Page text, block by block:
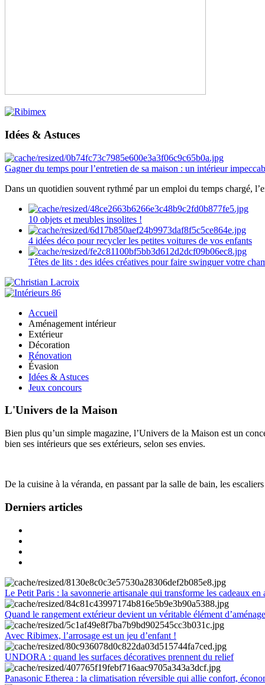
Idées & Astuces
Gagner du temps pour l’entretien de sa maison : un intérieur
Dans un quotidien souvent rythmé par un emploi du temps chargé,
10 objets et meubles insolites !
4 idées déco pour recycler les petites voitures de vos enfants
Têtes de lits : des idées créatives pour faire swinguer votre
Accueil
Aménagement intérieur
Extérieur
Décoration
Rénovation
Évasion
Idées & Astuces
Jeux concours
L'Univers de la Maison
Bien plus qu’un simple magazine, l’Univers de la Maison est un
bien ses intérieurs que ses extérieurs, selon ses envies.
De la cuisine à la véranda, en passant par la salle de bain, les
Derniers articles
Le Petit Paris : la savonnerie artisanale qui transforme les cadeaux en
Quand le rangement extérieur devient un véritable élément
Avec Ribimex, l’arrosage est un jeu d’enfant !
UNDORA : quand les surfaces décoratives prennent du relief
Panasonic Etherea : la climatisation réversible qui allie confort,